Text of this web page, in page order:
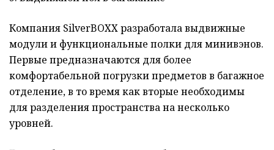
Компания SilverBOXX разработала выдвижные
модули и функциональные полки для минивэнов.
Первые предназначаются для более
комфортабельной погрузки предметов в багажное
отделение, в то время как вторые необходимы
для разделения пространства на несколько
уровней.